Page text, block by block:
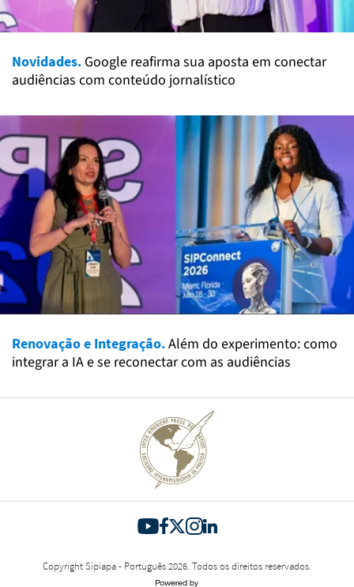
Novidades. Google reafirma sua aposta em conectar
audiências com conteúdo jornalístico
Renovação e Integração.Além do experimento: como
integrar a IA e se reconectar com as audiências
Copyright Sipiapa - Português 2026. Todos os direitos reservados.